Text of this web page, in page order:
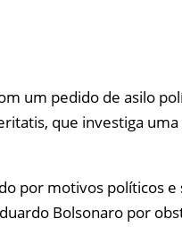
um pedido de asilo
que investiga
por motivos políticos
Bolsonaro por